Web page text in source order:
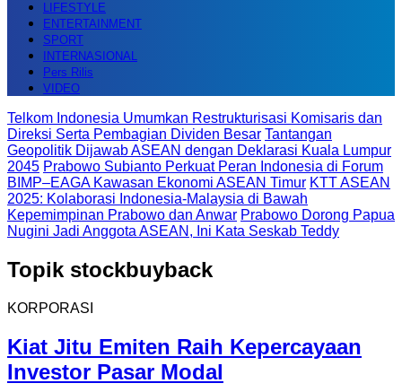
LIFESTYLE
ENTERTAINMENT
SPORT
INTERNASIONAL
Pers Rilis
VIDEO
Telkom Indonesia Umumkan Restrukturisasi Komisaris dan
Direksi Serta Pembagian Dividen Besar Tantangan
Geopolitik Dijawab ASEAN dengan Deklarasi Kuala Lumpur
2045 Prabowo Subianto Perkuat Peran Indonesia di Forum
BIMP–EAGA Kawasan Ekonomi ASEAN Timur KTT ASEAN
2025: Kolaborasi Indonesia-Malaysia di Bawah
Kepemimpinan Prabowo dan Anwar Prabowo Dorong Papua
Nugini Jadi Anggota ASEAN, Ini Kata Seskab Teddy
Topik stockbuyback
KORPORASI
Kiat Jitu Emiten Raih Kepercayaan
Investor Pasar Modal